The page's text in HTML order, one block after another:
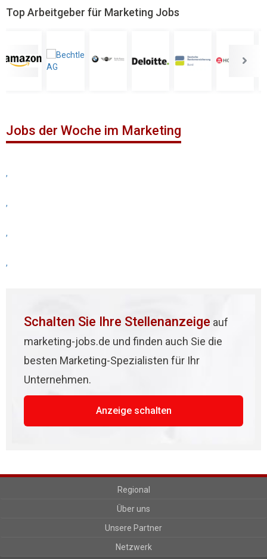
Top Arbeitgeber für Marketing Jobs
Jobs der Woche im Marketing
,
,
,
,
Schalten Sie Ihre Stellenanzeige auf
marketing-jobs.de und finden auch Sie die
besten Marketing-Spezialisten für Ihr
Unternehmen.
Anzeige schalten
Regional
Über uns
Unsere Partner
Netzwerk